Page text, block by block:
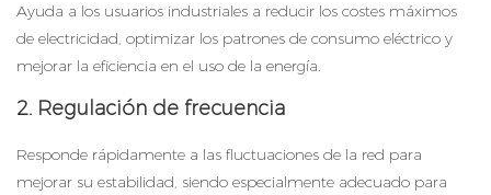
Ayuda a los usuarios industriales a reducir los costes máximos
de electricidad, optimizar los patrones de consumo eléctrico y
mejorar la eficiencia en el uso de la energía.
2. Regulación de frecuencia
Responde rápidamente a las fluctuaciones de la red para
mejorar su estabilidad, siendo especialmente adecuado para